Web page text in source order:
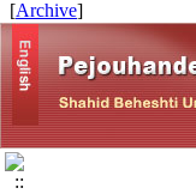
[
Archive
]